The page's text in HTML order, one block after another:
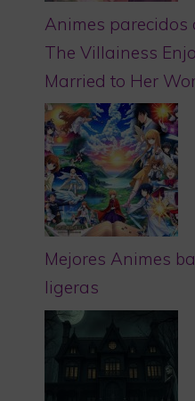
Animes parecidos
The Villainess
Married to Her
Mejores Animes
ligeras